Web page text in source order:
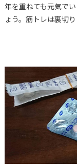
年を重ねても元気で
ょう。筋トレは裏切り